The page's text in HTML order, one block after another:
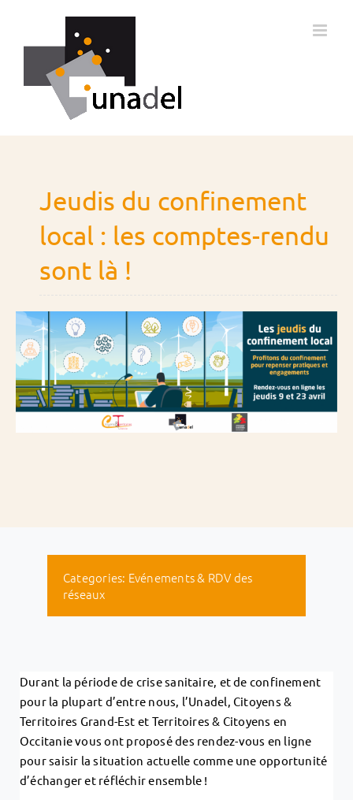
contenu
Jeudis du confinement
local : les comptes-rendu
sont là !
Categories: Evénements & RDV des
réseaux
Durant la période de crise sanitaire, et de confinement
pour la plupart d’entre nous, l’Unadel, Citoyens &
Territoires Grand-Est et Territoires & Citoyens en
Occitanie vous ont proposé des rendez-vous en ligne
pour saisir la situation actuelle comme une opportunité
d’échanger et réfléchir ensemble !